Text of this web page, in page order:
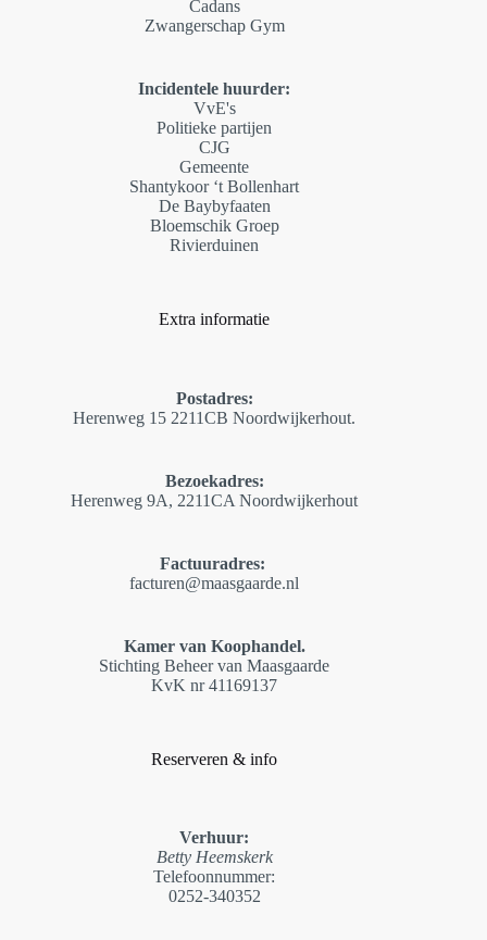
Cadans
Zwangerschap Gym
Incidentele huurder:
VvE's
Politieke partijen
CJG
Gemeente
Shantykoor ‘t Bollenhart
De Baybyfaaten
Bloemschik Groep
Rivierduinen
Extra informatie
Postadres:
Herenweg 15 2211CB Noordwijkerhout.
Bezoekadres:
Herenweg 9A, 2211CA Noordwijkerhout
Factuuradres:
facturen@maasgaarde.nl
Kamer van Koophandel.
Stichting Beheer van Maasgaarde
KvK nr 41169137
Reserveren & info
Verhuur:
Betty Heemskerk
Telefoonnummer:
0252-340352